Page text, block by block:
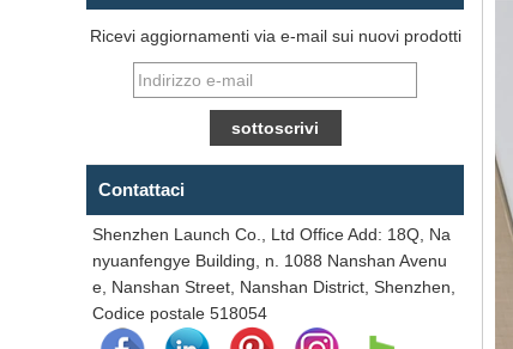
Ricevi aggiornamenti via e-mail sui nuovi prodotti
Contattaci
Shenzhen Launch Co., Ltd Office Add: 18Q, Na
nyuanfengye Building, n. 1088 Nanshan Avenu
e, Nanshan Street, Nanshan District, Shenzhen,
Codice postale 518054